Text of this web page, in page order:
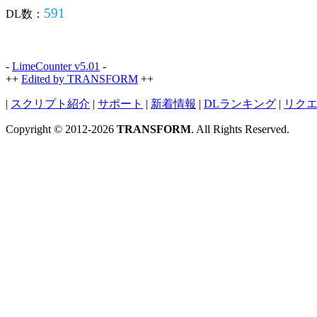
DL数： 591
- LimeCounter v5.01 -
++ Edited by TRANSFORM ++
| スクリプト紹介 | サポート | 新着情報 | DLランキング | リク
Copyright © 2012-2026 TRANSFORM. All Rights Reserved.